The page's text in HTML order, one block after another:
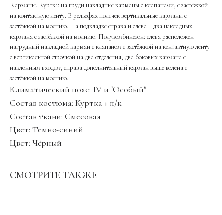
Карманы. Куртка: на груди накладные карманы с клапанами, с застёжкой
на контактную ленту. В рельефах полочек вертикальные карманы с
застёжкой на молнию. На подкладке справа и слева – два накладных
кармана с застёжкой на молнию. Полукомбинезон: слева расположен
нагрудный накладной карман с клапаном с застёжкой на контактную ленту
с вертикальной строчкой на два отделения; два боковых кармана с
наклонным входом; справа дополнительный карман выше колена с
застёжкой на молнию.
Климатический пояс: IV и "Особый"
Состав костюма: Куртка + п/к
Состав ткани: Смесовая
Цвет: Темно-синий
Цвет: Чёрный
СМОТРИТЕ ТАКЖЕ